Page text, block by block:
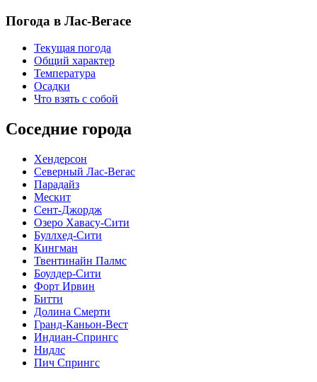
Погода в Лас-Вегасе
Текущая погода
Общий характер
Температура
Осадки
Что взять с собой
Соседние города
Хендерсон
Северный Лас-Вегас
Парадайз
Мескит
Сент-Джордж
Озеро Хавасу-Сити
Буллхед-Сити
Кингман
Твентинайн Палмс
Боулдер-Сити
Форт Ирвин
Битти
Долина Смерти
Гранд-Каньон-Вест
Индиан-Спрингс
Нидлс
Пич Спрингс